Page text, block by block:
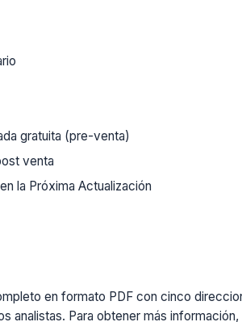
gratuita (pre-venta)
venta
la Próxima Actualización
en formato PDF con cinco
analistas. Para obtener más